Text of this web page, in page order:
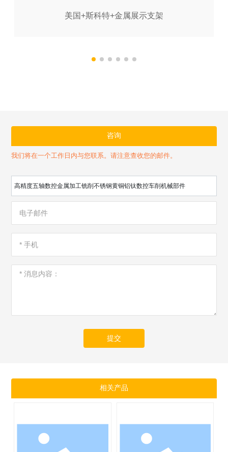
美国+斯科特+金属展示支架
咨询
我们将在一个工作日内与您联系。请注意查收您的邮件。
高精度五轴数控金属加工铣削不锈钢黄铜铝钛数控车削机械部件
提交
相关产品